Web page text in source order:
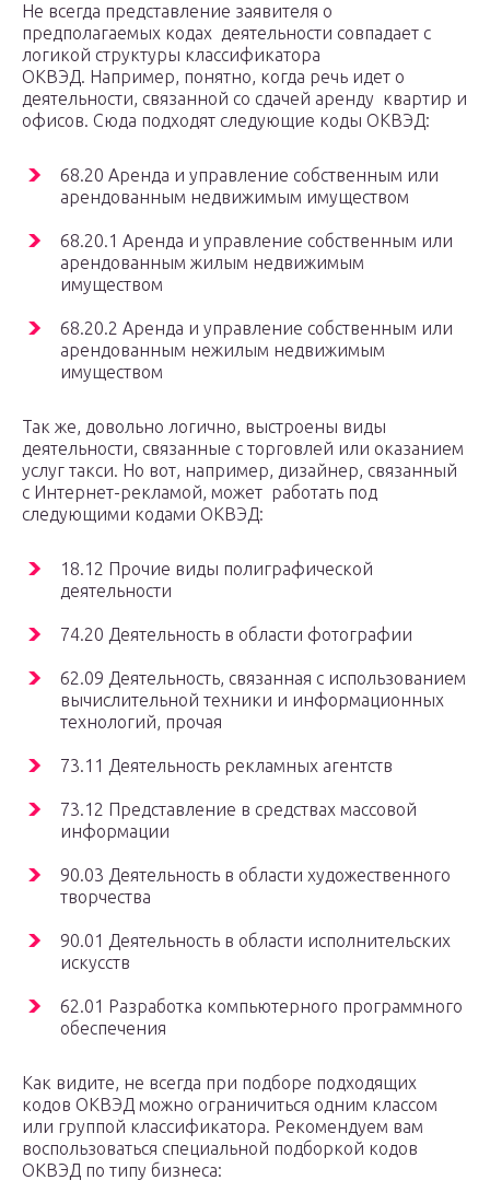
Не всегда представление заявителя о
предполагаемых кодах деятельности совпадает с
логикой структуры классификатора
ОКВЭД. Например, понятно, когда речь идет о
деятельности, связанной со сдачей аренду квартир и
офисов. Сюда подходят следующие коды ОКВЭД:
68.20 Аренда и управление собственным или
арендованным недвижимым имуществом
68.20.1 Аренда и управление собственным или
арендованным жилым недвижимым
имуществом
68.20.2 Аренда и управление собственным или
арендованным нежилым недвижимым
имуществом
Так же, довольно логично, выстроены виды
деятельности, связанные с торговлей или оказанием
услуг такси. Но вот, например, дизайнер, связанный
с Интернет-рекламой, может работать под
следующими кодами ОКВЭД:
18.12 Прочие виды полиграфической
деятельности
74.20 Деятельность в области фотографии
62.09 Деятельность, связанная с использованием
вычислительной техники и информационных
технологий, прочая
73.11 Деятельность рекламных агентств
73.12 Представление в средствах массовой
информации
90.03 Деятельность в области художественного
творчества
90.01 Деятельность в области исполнительских
искусств
62.01 Разработка компьютерного программного
обеспечения
Как видите, не всегда при подборе подходящих
кодов ОКВЭД можно ограничиться одним классом
или группой классификатора. Рекомендуем вам
воспользоваться специальной подборкой кодов
ОКВЭД по типу бизнеса: